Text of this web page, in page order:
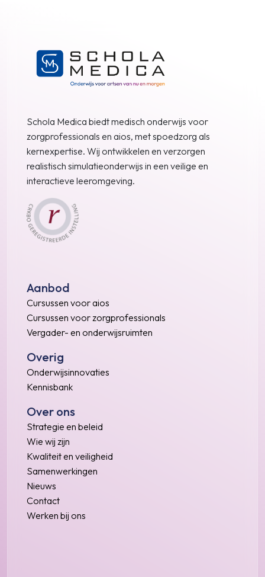
Schola Medica biedt medisch onderwijs voor
zorgprofessionals en aios, met spoedzorg als
kernexpertise. Wij ontwikkelen en verzorgen
realistisch simulatieonderwijs in een veilige en
interactieve leeromgeving.
Aanbod
Cursussen voor aios
Cursussen voor zorgprofessionals
Vergader- en onderwijsruimten
Overig
Onderwijsinnovaties
Kennisbank
Over ons
Strategie en beleid
Wie wij zijn
Kwaliteit en veiligheid
Samenwerkingen
Nieuws
Contact
Werken bij ons